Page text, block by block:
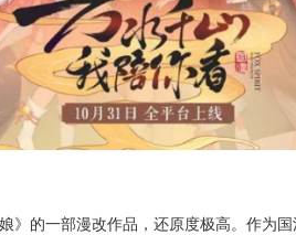
》的一部漫改作品，还原度极高。作为